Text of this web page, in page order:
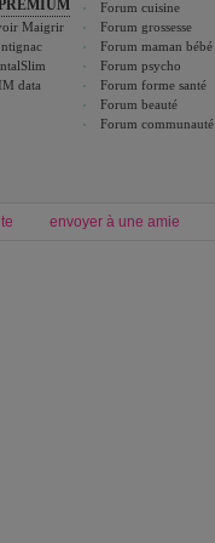
Maigrir
data
Forum cuisine
Forum grossesse
Forum maman bébé
Forum psycho
Forum forme santé
Forum beauté
Forum communauté
envoyer à une amie